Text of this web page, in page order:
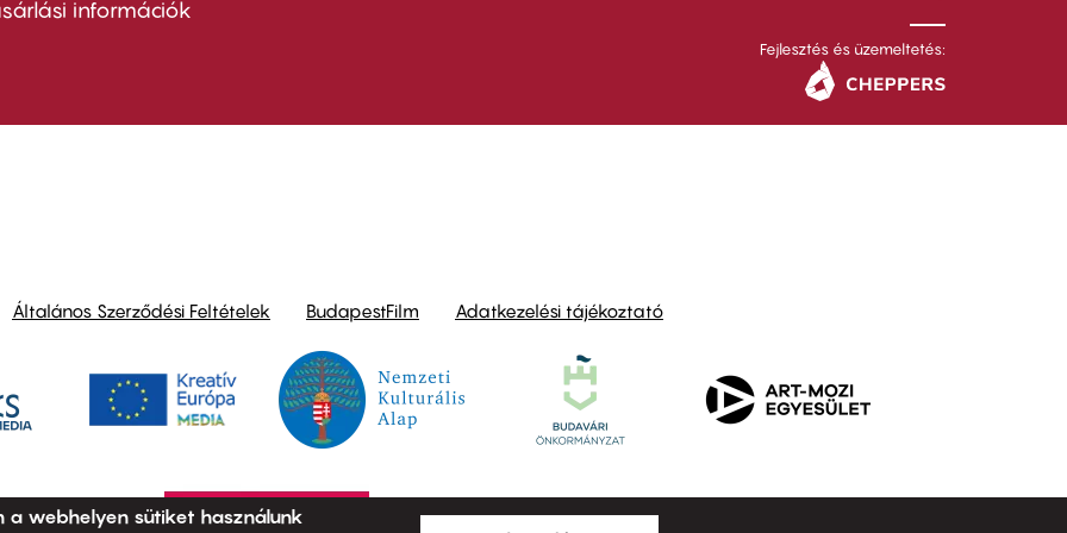
információk
Fejlesztés és üzemeltetés:
Általános Szerződési Feltételek BudapestFilm Adatkezelési tájékoztató
a webhelyen sütiket használunk